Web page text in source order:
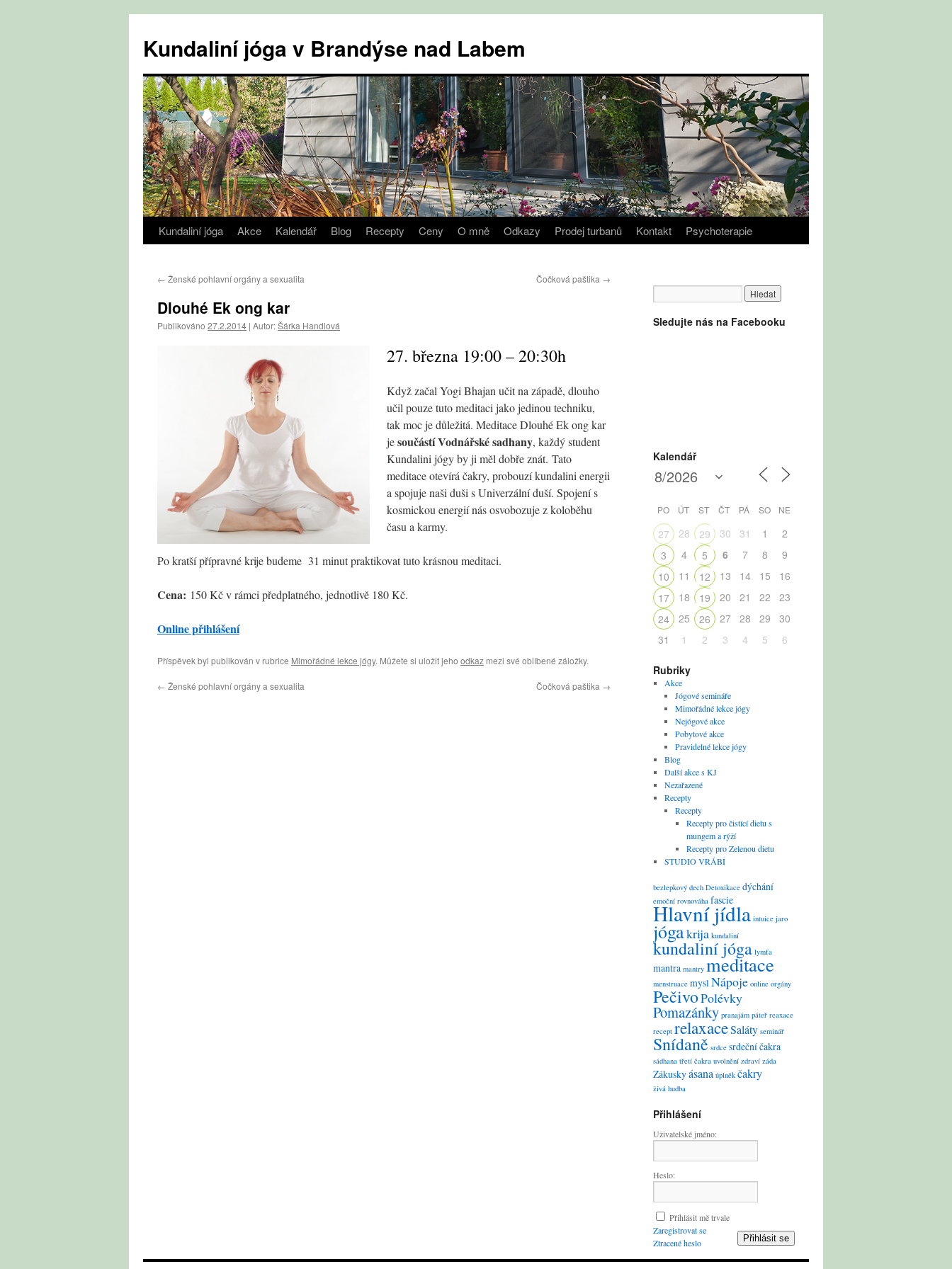
obsahu
webu
Kundaliní jóga v Brandýse nad Labem
Kundaliní jóga Akce Kalendář Blog Recepty Ceny O mně Odkazy Prodej turbanů Kontakt Psychoterapie
← Ženské pohlavní orgány a sexualita Čočková paštika →
Dlouhé Ek ong kar
Publikováno 27.2.2014 | Autor:Šárka Handlová
27. března 19:00 – 20:30h
Když začal Yogi Bhajan učit na západě, dlouho
učil pouze tuto meditaci jako jedinou techniku,
tak moc je důležitá. Meditace Dlouhé Ek ong kar
jesoučástí Vodnářské sadhany, každý student
Kundalini jógy by ji měl dobře znát. Tato
meditace otevírá čakry, probouzí kundalini energii
a spojuje naši duši s Univerzální duší. Spojení s
kosmickou energií nás osvobozuje z koloběhu
času a karmy.
Po kratší přípravné krije budeme 31 minut praktikovat tuto krásnou meditaci.
Cena: 150 Kč v rámci předplatného, jednotlivě 180 Kč.
Online přihlášení
Příspěvek byl publikován v rubrice Mimořádné lekce jógy. Můžete si uložit jeho odkaz mezi své oblíbené záložky.
← Ženské pohlavní orgány a sexualita Čočková paštika →
Sledujte nás na Facebooku
Kalendář
PO ÚT ST ČT PÁ SO NE
27 28 29 30 31 1
2
3
4 5 6 7 8
9
10
11 12 13 14 15
16
17
18 19 20 21 22
23
24
25 26 27 28 29
30
31
1 2 3 4 5 6
Rubriky
Akce
Jógové semináře
Mimořádné lekce jógy
Nejógové akce
Pobytové akce
Pravidelné lekce jógy
Blog
Další akce s KJ
Nezařazené
Recepty
Recepty
Recepty pro čistící dietu s
mungem a rýží
Recepty pro Zelenou dietu
STUDIO VRÁBÍ
bezlepkový dech Detoxikace dýchání
emoční rovnováha fascie
Hlavní jídla intuice jaro
jógakrija kundaliní
kundaliní jóga lymfa
mantra mantry meditace
menstruace myslNápoje online orgány
PečivoPolévky
Pomazánky pranajám páteř reaxace
recept relaxaceSaláty seminář
Snídaně srdce srdeční čakra
sádhana třetí čakra uvolnění zdraví záda
Zákuskyásana úplněk čakry
živá hudba
Přihlášení
Uživatelské jméno:
Heslo:
Přihlásit mě trvale
Přihlásit se
Zaregistrovat se
Ztracené heslo